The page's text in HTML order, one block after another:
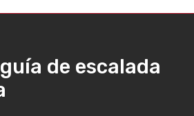
de escalada